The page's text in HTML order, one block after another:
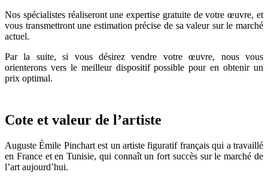
Nos spécialistes réaliseront une expertise gratuite de votre œuvre, et
vous transmettront une estimation précise de sa valeur sur le marché
actuel.
Par la suite, si vous désirez vendre votre œuvre, nous vous
orienterons vers le meilleur dispositif possible pour en obtenir un
prix optimal.
Cote et valeur de l’artiste
Auguste Émile Pinchart est un artiste figuratif français qui a travaillé
en France et en Tunisie, qui connaît un fort succès sur le marché de
l’art aujourd’hui.